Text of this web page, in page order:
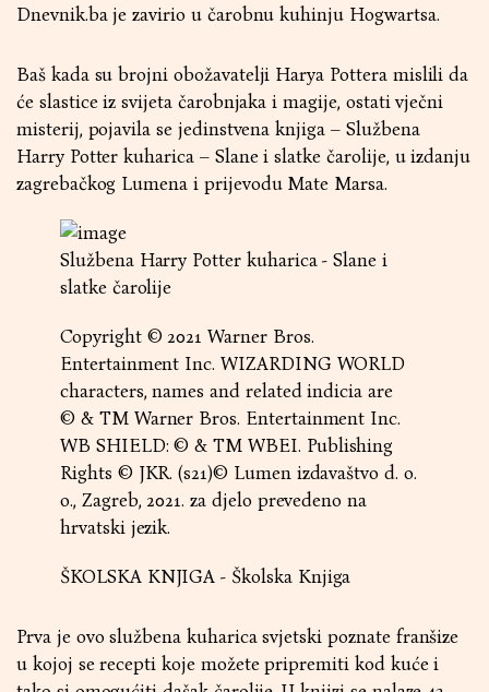
Dnevnik.ba je zavirio u čarobnu kuhinju Hogwartsa.
Baš kada su brojni obožavatelji Harya Pottera mislili da
će slastice iz svijeta čarobnjaka i magije, ostati vječni
misterij, pojavila se jedinstvena knjiga – Službena
Harry Potter kuharica – Slane i slatke čarolije, u izdanju
zagrebačkog Lumena i prijevodu Mate Marsa.
Službena Harry Potter kuharica - Slane i
slatke čarolije
Copyright © 2021 Warner Bros.
Entertainment Inc. WIZARDING WORLD
characters, names and related indicia are
© & TM Warner Bros. Entertainment Inc.
WB SHIELD: © & TM WBEI. Publishing
Rights © JKR. (s21)© Lumen izdavaštvo d. o.
o., Zagreb, 2021. za djelo prevedeno na
hrvatski jezik.
ŠKOLSKA KNJIGA - Školska Knjiga
Prva je ovo službena kuharica svjetski poznate franšize
u kojoj se recepti koje možete pripremiti kod kuće i